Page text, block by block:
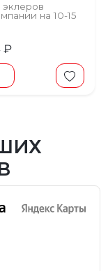
эклеров
на 10-15
₽